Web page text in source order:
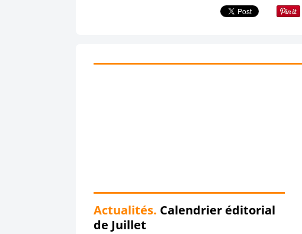
Actualités. Calendrier éditorial
de Juillet